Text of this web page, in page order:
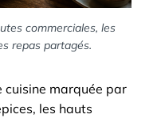
commerciales, les
repas partagés.
cuisine marquée par
les hauts